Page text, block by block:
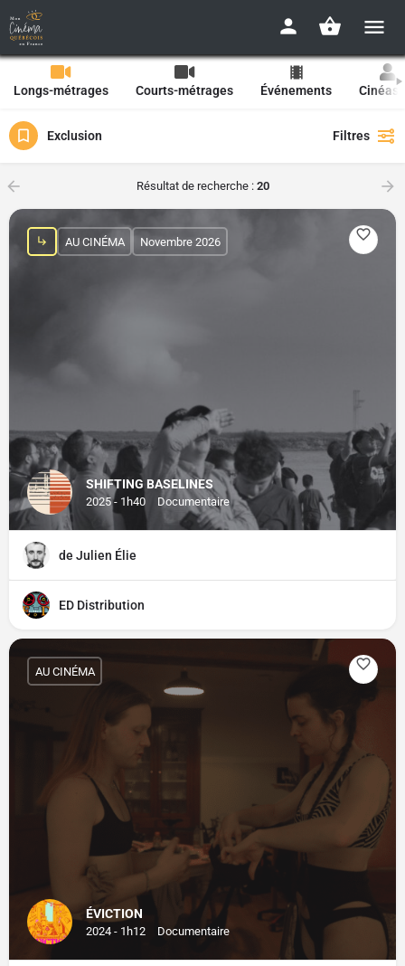
Longs-métrages Courts-métrages Événements
Exclusion Filtres
Résultat de recherche : 20
SHIFTING BASELINES
2025 - 1h40 Documentaire
AU CINÉMA Novembre 2026
de Julien Élie
ED Distribution
ÉVICTION
2024 - 1h12 Documentaire
AU CINÉMA